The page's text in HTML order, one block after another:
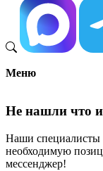
Меню
Не нашли что
Наши специалисты
необходимую
мессенджер!